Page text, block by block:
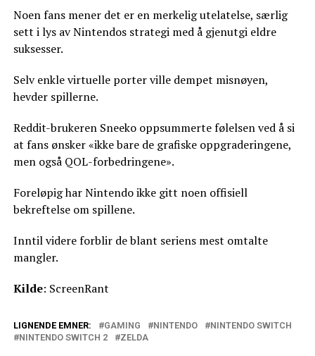
Noen fans mener det er en merkelig utelatelse, særlig
sett i lys av Nintendos strategi med å gjenutgi eldre
suksesser.
Selv enkle virtuelle porter ville dempet misnøyen,
hevder spillerne.
Reddit-brukeren Sneeko oppsummerte følelsen ved å si
at fans ønsker «ikke bare de grafiske oppgraderingene,
men også QOL-forbedringene».
Foreløpig har Nintendo ikke gitt noen offisiell
bekreftelse om spillene.
Inntil videre forblir de blant seriens mest omtalte
mangler.
Kilde: ScreenRant
LIGNENDE EMNER: GAMING NINTENDO
NINTENDO SWITCH
NINTENDO SWITCH 2
ZELDA